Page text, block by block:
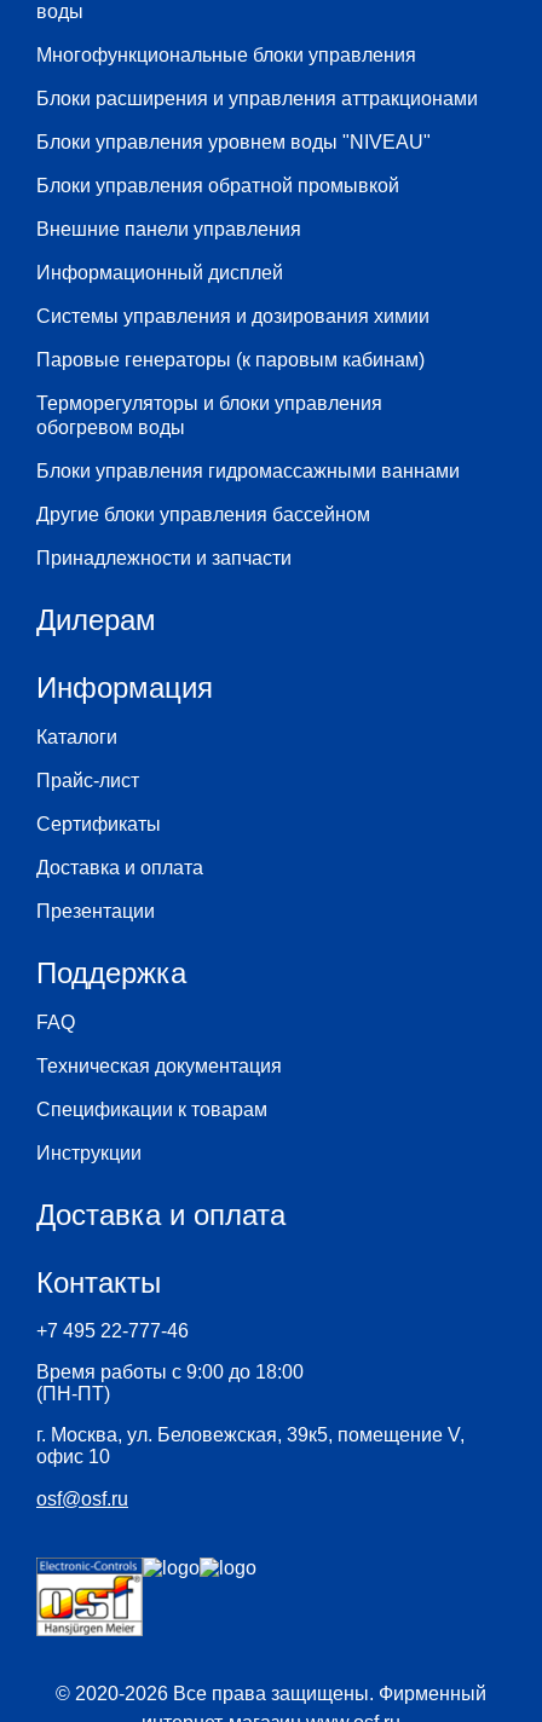
воды
Многофункциональные блоки управления
Блоки расширения и управления аттракционами
Блоки управления уровнем воды "NIVEAU"
Блоки управления обратной промывкой
Внешние панели управления
Информационный дисплей
Системы управления и дозирования химии
Паровые генераторы (к паровым кабинам)
Терморегуляторы и блоки управления
обогревом воды
Блоки управления гидромассажными ваннами
Другие блоки управления бассейном
Принадлежности и запчасти
Дилерам
Информация
Каталоги
Прайс-лист
Сертификаты
Доставка и оплата
Презентации
Поддержка
FAQ
Техническая документация
Спецификации к товарам
Инструкции
Доставка и оплата
Контакты
+7 495 22-777-46
Время работы с 9:00 до 18:00
(ПН-ПТ)
г. Москва, ул. Беловежская, 39к5, помещение V,
офис 10
osf@osf.ru
© 2020-2026 Все права защищены. Фирменный